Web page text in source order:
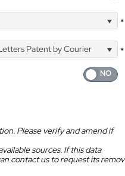
*
Patent by Courier
*
Please verify and amend if
sources. If this data
contact us to request its